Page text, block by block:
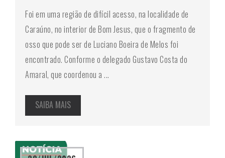
Foi em uma região de difícil acesso, na localidade de
Caraúno, no interior de Bom Jesus, que o fragmento de
osso que pode ser de Luciano Boeira de Melos foi
encontrado. Conforme o delegado Gustavo Costa do
Amaral, que coordenou a ...
SAIBA MAIS